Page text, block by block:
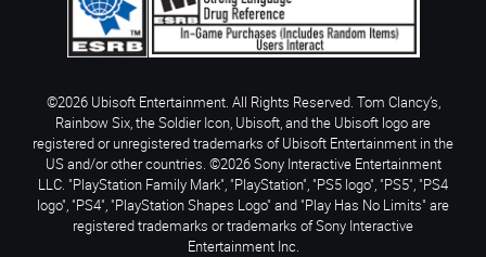
©2026 Ubisoft Entertainment. All Rights Reserved. Tom Clancy’s,
Rainbow Six, the Soldier Icon, Ubisoft, and the Ubisoft logo are
registered or unregistered trademarks of Ubisoft Entertainment in the
US and/or other countries. ©2026 Sony Interactive Entertainment
LLC. "PlayStation Family Mark", "PlayStation", "PS5 logo", "PS5", "PS4
logo", "PS4", "PlayStation Shapes Logo" and "Play Has No Limits" are
registered trademarks or trademarks of Sony Interactive
Entertainment Inc.